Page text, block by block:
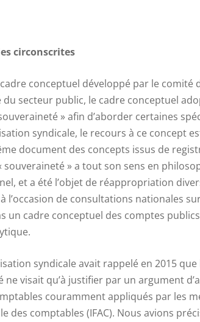
circonscrites
cadre conceptuel développé par le
secteur public, le cadre conceptuel
» afin d’aborder certaines
syndicale, le recours à ce concept
document des concepts issus de
souveraineté » a tout son sens en
et a été l’objet de réappropriation
l’occasion de consultations nationales
un cadre conceptuel des comptes
syndicale avait rappelé en 2015
ne visait qu’à justifier par un argument
couramment appliqués par les
des comptables (IFAC). Nous avions